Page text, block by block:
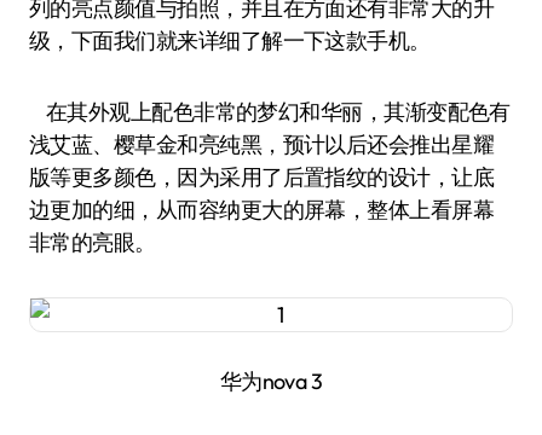
列的亮点颜值与拍照，并且在方面还有非常大的升
级，下面我们就来详细了解一下这款手机。
在其外观上配色非常的梦幻和华丽，其渐变配色有
浅艾蓝、樱草金和亮纯黑，预计以后还会推出星耀
版等更多颜色，因为采用了后置指纹的设计，让底
边更加的细，从而容纳更大的屏幕，整体上看屏幕
非常的亮眼。
华为nova 3